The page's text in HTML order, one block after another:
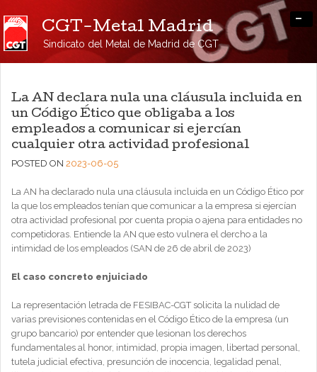
CGT-Metal Madrid
Sindicato del Metal de Madrid de CGT
-
La AN declara nula una cláusula incluida en
un Código Ético que obligaba a los
empleados a comunicar si ejercían
cualquier otra actividad profesional
POSTED ON 2023-06-05
La AN ha declarado nula una cláusula incluida en un Código Ético por
la que los empleados tenían que comunicar a la empresa si ejercían
otra actividad profesional por cuenta propia o ajena para entidades no
competidoras. Entiende la AN que esto vulnera el dercho a la
intimidad de los empleados (SAN de 26 de abril de 2023)
El caso concreto enjuiciado
La representación letrada de FESIBAC-CGT solicita la nulidad de
varias previsiones contenidas en el Código Ético de la empresa (un
grupo bancario) por entender que lesionan los derechos
fundamentales al honor, intimidad, propia imagen, libertad personal,
tutela judicial efectiva, presunción de inocencia, legalidad penal,